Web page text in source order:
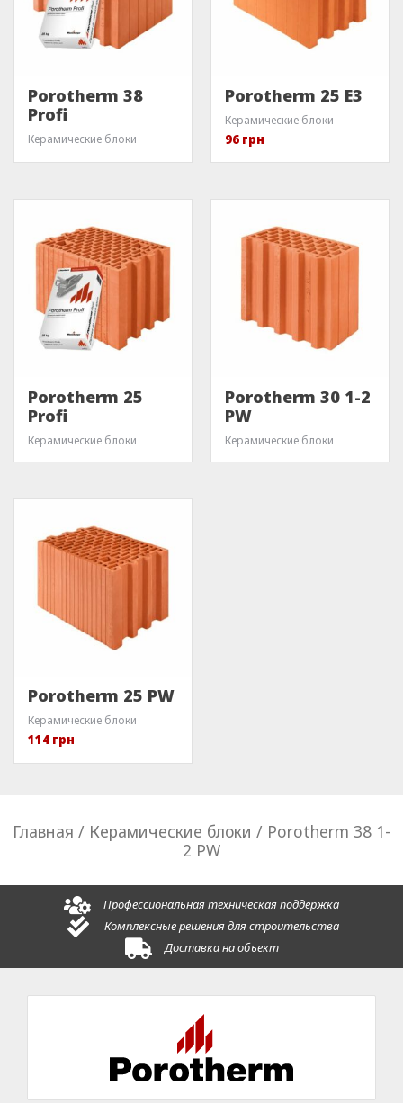
Porotherm 38
Profi
Керамические блоки
Porotherm 25 E3
Керамические блоки
96 грн
Porotherm 25
Profi
Керамические блоки
Porotherm 30 1-2
PW
Керамические блоки
Porotherm 25 PW
Керамические блоки
114 грн
Главная / Керамические блоки / Porotherm 38 1-
2 PW
Профессиональная техническая поддержка
Комплексные решения для строительства
Доставка на объект